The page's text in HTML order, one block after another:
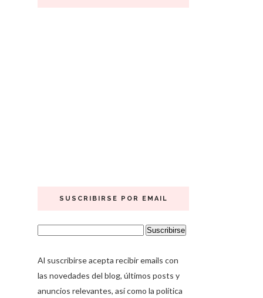
SUSCRIBIRSE POR EMAIL
Al suscribirse acepta recibir emails con
las novedades del blog, últimos posts y
anuncios relevantes, así como la política